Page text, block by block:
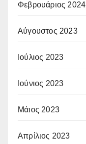
Φεβρουάριος 2024
Αύγουστος 2023
Ιούλιος 2023
Ιούνιος 2023
Μάιος 2023
Απρίλιος 2023